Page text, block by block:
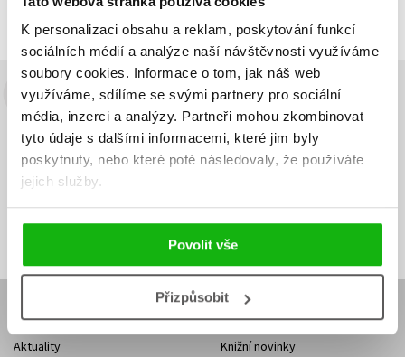
K personalizaci obsahu a reklam, poskytování funkcí
sociálních médií a analýze naší návštěvnosti využíváme
soubory cookies. Informace o tom, jak náš web
využíváme, sdílíme se svými partnery pro sociální
média, inzerci a analýzy. Partneři mohou zkombinovat
tyto údaje s dalšími informacemi, které jim byly
poskytnuty, nebo které poté následovaly, že používáte
jejich služby.
Povolit vše
Přizpůsobit
Předchozí 1 Další
Budete to vědět jako první!
Zajímá Vás, jaký knižní hit právě vychází, na jaké zboží je výhodná
sleva, jaká běží soutěž o ceny? Přihlášením k odběru našich e-
mailových novinek
Vaše e-
mailová
Vaše e-
mailová
Vaše e-mailová adresa Přihlásit se
E-SHOP
Aktuality
Knižní novinky